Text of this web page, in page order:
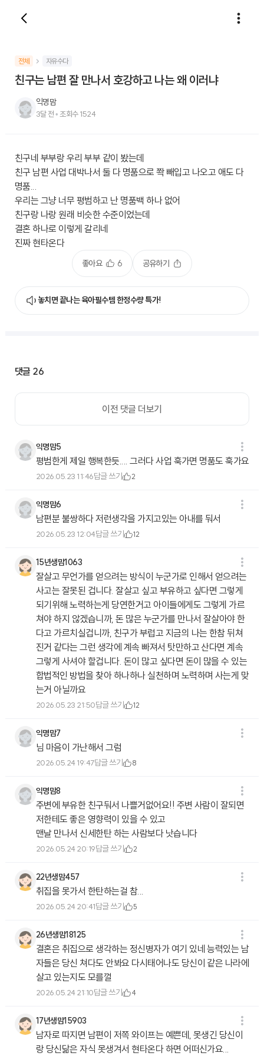
전체 자유수다
친구는 남편 잘 만나서 호강하고 나는 왜 이러냐
익명맘
3달 전 • 조회수1524
친구네 부부랑 우리 부부 같이 봤는데
친구 남편 사업 대박나서 둘 다 명품으로 쫙 빼입고 나오고 애도 다
명품...
우리는 그냥 너무 평범하고 난 명품백 하나 없어
친구랑 나랑 원래 비슷한 수준이었는데
결혼 하나로 이렇게 갈리네
진짜 현타온다
좋아요 6 공유하기
놓치면 끝나는 육아필수템 한정수량 특가!
댓글 26
이전 댓글 더보기
익명맘5
평범한게 제일 행복한듯.... 그러다 사업 훅가면 명품도 훅가요
2026.05.23 11:46답글 쓰기 2
익명맘6
남편분 불쌍하다 저런생각을 가지고있는 아내를 둬서
2026.05.23 12:04답글 쓰기 12
15년생맘1063
잘살고 무언가를 얻으려는 방식이 누군가로 인해서 얻으려는
사고는 잘못된 겁니다. 잘살고 싶고 부유하고 싶다면 그렇게
되기위해 노력하는게 당연한거고 아이들에게도 그렇게 가르
쳐야 하지 않겠습니까, 돈 많은 누군가를 만나서 잘살아야 한
다고 가르치실겁니까, 친구가 부럽고 지금의 나는 한참 뒤쳐
진거 같다는 그런 생각에 계속 빠져서 탓만하고 산다면 계속
그렇게 사셔야 할겁니다. 돈이 많고 싶다면 돈이 많을 수 있는
합법적인 방법을 찾아 하나하나 실천하며 노력하며 사는게 맞
는거 아닐까요
2026.05.23 21:50답글 쓰기 12
익명맘7
님 마음이 가난해서 그럼
2026.05.24 19:47답글 쓰기 8
익명맘8
주변에 부유한 친구둬서 나쁠거없어요!! 주변 사람이 잘되면
저한테도 좋은 영향력이 있을 수 있고
맨날 만나서 신세한탄 하는 사람보다 낫습니다
2026.05.24 20:19답글 쓰기 2
22년생맘457
취집을 못가서 한탄하는걸 참...
2026.05.24 20:41답글 쓰기 5
26년생맘18125
결혼은 취집으로 생각하는 정신병자가 여기 있네 능력있는 남
자들은 당신 쳐다도 안봐요 다시태어나도 당신이 같은 나라에
살고 있는지도 모를껄
2026.05.24 21:10답글 쓰기 4
17년생맘15903
남자로 따지면 남편이 저쪽 와이프는 예쁜데, 못생긴 당신이
랑 당신닮은 자식 못생겨서 현타온다 하면 어떠신가요...